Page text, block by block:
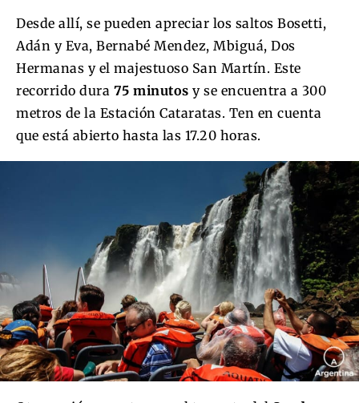
Desde allí, se pueden apreciar los saltos Bosetti,
Adán y Eva, Bernabé Mendez, Mbiguá, Dos
Hermanas y el majestuoso San Martín. Este
recorrido dura 75 minutos y se encuentra a 300
metros de la Estación Cataratas. Ten en cuenta
que está abierto hasta las 17.20 horas.